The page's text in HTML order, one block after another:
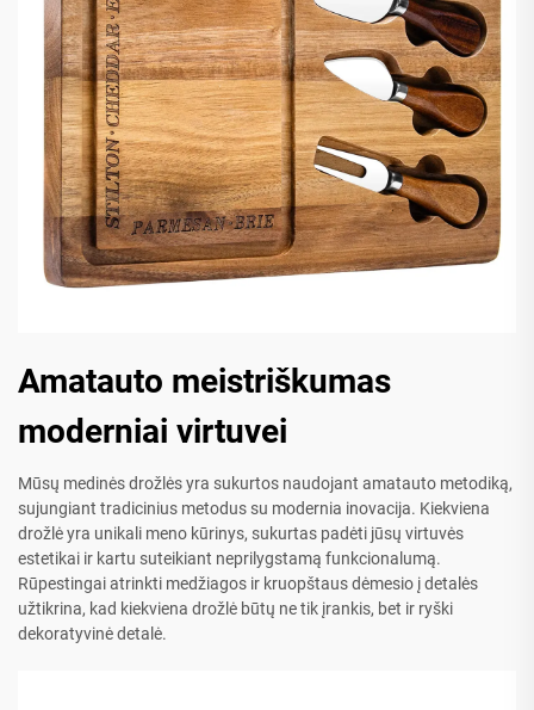
Amatauto meistriškumas
moderniai virtuvei
Mūsų medinės drožlės yra sukurtos naudojant amatauto metodiką,
sujungiant tradicinius metodus su modernia inovacija. Kiekviena
drožlė yra unikali meno kūrinys, sukurtas padėti jūsų virtuvės
estetikai ir kartu suteikiant neprilygstamą funkcionalumą.
Rūpestingai atrinkti medžiagos ir kruopštaus dėmesio į detalės
užtikrina, kad kiekviena drožlė būtų ne tik įrankis, bet ir ryški
dekoratyvinė detalė.